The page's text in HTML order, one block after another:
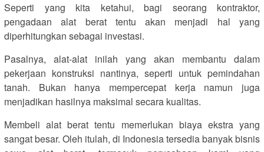
Seperti yang kita ketahui, bagi seorang kontraktor,
pengadaan alat berat tentu akan menjadi hal yang
diperhitungkan sebagai investasi.
Pasalnya, alat-alat inilah yang akan membantu dalam
pekerjaan konstruksi nantinya, seperti untuk pemindahan
tanah. Bukan hanya mempercepat kerja namun juga
menjadikan hasilnya maksimal secara kualitas.
Membeli alat berat tentu memerlukan biaya ekstra yang
sangat besar. Oleh itulah, di Indonesia tersedia banyak bisnis